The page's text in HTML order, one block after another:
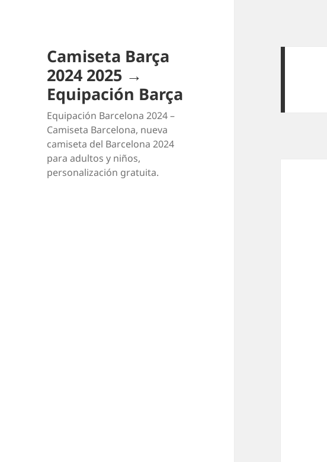
Camiseta Barça
2024 2025 →
Equipación Barça
Equipación Barcelona 2024 –
Camiseta Barcelona, nueva
camiseta del Barcelona 2024
para adultos y niños,
personalización gratuita.